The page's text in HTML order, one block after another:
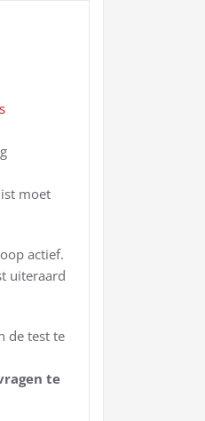
moet
actief.
uiteraard
de test te
te